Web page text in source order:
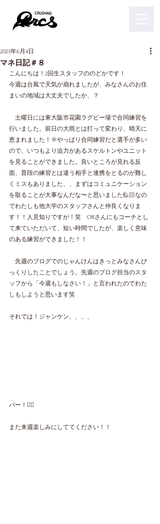
マネ日記＃８
2023年6月4日
こんにちは！2回生スタッフののどかです！
今週は台風で天気が崩れましたが、みなさんのお住
まいの地域は大丈夫でしたか、？
土曜日には東大阪市花園ラグビー場で合同練習を
行いました。前日の大雨とは打って変わり、晴天に
恵まれました！🌞やっぱり合同練習だと選手が多い
ので、いつもより迫力があるスケルトンやユニット
を見ることができました。良いところが見れる反
面、普段の練習とは違う相手と連携をとるのが難し
くミスもありました、、まずはコミュニケーション
を取ることが大事なんだな〜と思いました🙋🏻なの
でわたしも他大学のスタッフさんと仲良くなりま
す！！人見知りですが！笑　OBさんにもコーチとし
て来ていただいて、短い時間でしたが、楽しく意味
のある練習ができました！！
先週のブログでのじゃんけんはきっとみなさんび
っくりしたことでしょう。先週のブログ担当のスタ
ッフから「今週もしなさい！」と言われたのでわた
しもしようと思います笑
それでは！ジャンケン、、、、
パー！✋🏼
また来週楽しみにしててください！！